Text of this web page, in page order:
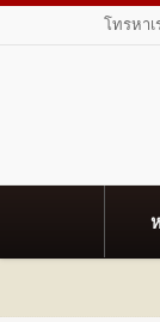
โทรหาเ